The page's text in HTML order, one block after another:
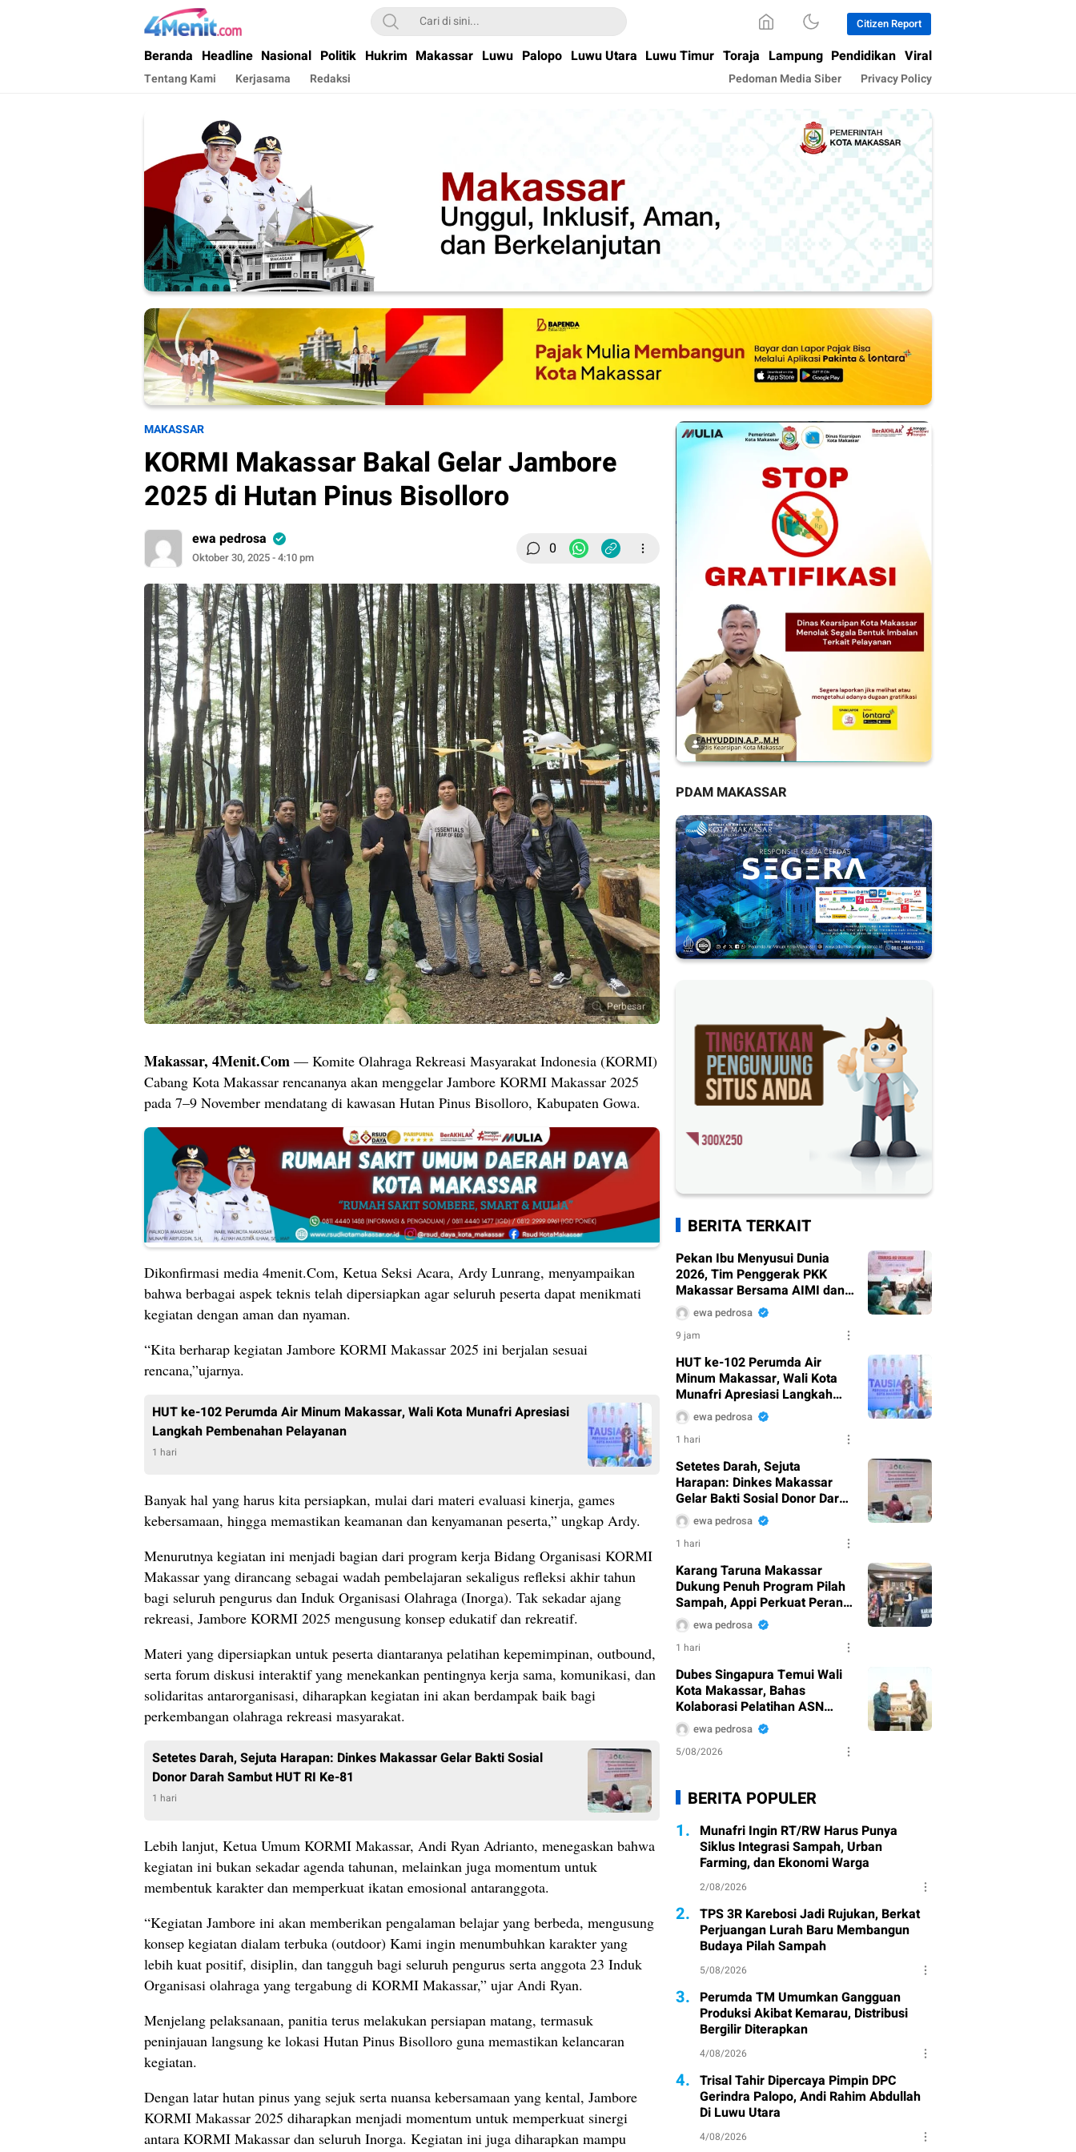
4menit.com
Mengungkap Kisah, Setiap Hari
Citizen Report
Beranda Headline Nasional Politik Hukrim Makassar Luwu Palopo Luwu Utara Luwu Timur Toraja Lampung Pendidikan Viral
Tentang Kami Kerjasama Redaksi Pedoman Media Siber Privacy Policy
MAKASSAR
KORMI Makassar Bakal Gelar Jambore
2025 di Hutan Pinus Bisolloro
ewa pedrosa
Oktober 30, 2025 - 4:10 pm 0
Perbesar
Makassar, 4Menit.Com — Komite Olahraga Rekreasi Masyarakat Indonesia (KORMI)
Cabang Kota Makassar rencananya akan menggelar Jambore KORMI Makassar 2025
pada 7–9 November mendatang di kawasan Hutan Pinus Bisolloro, Kabupaten Gowa.
Dikonfirmasi media 4menit.Com, Ketua Seksi Acara, Ardy Lunrang, menyampaikan
bahwa berbagai aspek teknis telah dipersiapkan agar seluruh peserta dapat menikmati
kegiatan dengan aman dan nyaman.
“Kita berharap kegiatan Jambore KORMI Makassar 2025 ini berjalan sesuai
rencana,”ujarnya.
HUT ke-102 Perumda Air Minum Makassar, Wali Kota Munafri Apresiasi
Langkah Pembenahan Pelayanan
1 hari
Banyak hal yang harus kita persiapkan, mulai dari materi evaluasi kinerja, games
kebersamaan, hingga memastikan keamanan dan kenyamanan peserta,” ungkap Ardy.
Menurutnya kegiatan ini menjadi bagian dari program kerja Bidang Organisasi KORMI
Makassar yang dirancang sebagai wadah pembelajaran sekaligus refleksi akhir tahun
bagi seluruh pengurus dan Induk Organisasi Olahraga (Inorga). Tak sekadar ajang
rekreasi, Jambore KORMI 2025 mengusung konsep edukatif dan rekreatif.
Materi yang dipersiapkan untuk peserta diantaranya pelatihan kepemimpinan, outbound,
serta forum diskusi interaktif yang menekankan pentingnya kerja sama, komunikasi, dan
solidaritas antarorganisasi, diharapkan kegiatan ini akan berdampak baik bagi
perkembangan olahraga rekreasi masyarakat.
Setetes Darah, Sejuta Harapan: Dinkes Makassar Gelar Bakti Sosial
Donor Darah Sambut HUT RI Ke-81
1 hari
Lebih lanjut, Ketua Umum KORMI Makassar, Andi Ryan Adrianto, menegaskan bahwa
kegiatan ini bukan sekadar agenda tahunan, melainkan juga momentum untuk
membentuk karakter dan memperkuat ikatan emosional antaranggota.
“Kegiatan Jambore ini akan memberikan pengalaman belajar yang berbeda, mengusung
konsep kegiatan dialam terbuka (outdoor) Kami ingin menumbuhkan karakter yang
lebih kuat positif, disiplin, dan tangguh bagi seluruh pengurus serta anggota 23 Induk
Organisasi olahraga yang tergabung di KORMI Makassar,” ujar Andi Ryan.
Menjelang pelaksanaan, panitia terus melakukan persiapan matang, termasuk
peninjauan langsung ke lokasi Hutan Pinus Bisolloro guna memastikan kelancaran
kegiatan.
Dengan latar hutan pinus yang sejuk serta nuansa kebersamaan yang kental, Jambore
KORMI Makassar 2025 diharapkan menjadi momentum untuk memperkuat sinergi
antara KORMI Makassar dan seluruh Inorga. Kegiatan ini juga diharapkan mampu
PDAM MAKASSAR
BERITA TERKAIT
Pekan Ibu Menyusui Dunia
2026, Tim Penggerak PKK
Makassar Bersama AIMI dan
Dinkes Bekali 300 Peserta
Edukasi ASI Eksklusif
ewa pedrosa
9 jam
HUT ke-102 Perumda Air
Minum Makassar, Wali Kota
Munafri Apresiasi Langkah
Pembenahan Pelayanan
ewa pedrosa
1 hari
Setetes Darah, Sejuta
Harapan: Dinkes Makassar
Gelar Bakti Sosial Donor Darah
Sambut HUT RI Ke-81
ewa pedrosa
1 hari
Karang Taruna Makassar
Dukung Penuh Program Pilah
Sampah, Appi Perkuat Peran
sebagai Pilar Sosial
ewa pedrosa
1 hari
Dubes Singapura Temui Wali
Kota Makassar, Bahas
Kolaborasi Pelatihan ASN
hingga Masyarakat
ewa pedrosa
5/08/2026
BERITA POPULER
1. Munafri Ingin RT/RW Harus Punya
Siklus Integrasi Sampah, Urban
Farming, dan Ekonomi Warga
2/08/2026
2. TPS 3R Karebosi Jadi Rujukan, Berkat
Perjuangan Lurah Baru Membangun
Budaya Pilah Sampah
5/08/2026
3. Perumda TM Umumkan Gangguan
Produksi Akibat Kemarau, Distribusi
Bergilir Diterapkan
4/08/2026
4. Trisal Tahir Dipercaya Pimpin DPC
Gerindra Palopo, Andi Rahim Abdullah
Di Luwu Utara
4/08/2026